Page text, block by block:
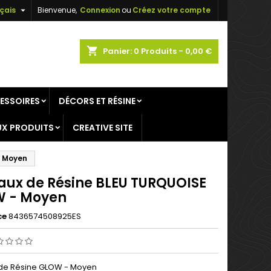
Bienvenue, Connexionou Créez votre compte

shopping_cart Panier: 0 Produits - 0,00 €
DÉCORS ET RÉSINE
PRODUITS CREATIVE SITE
Moyen
de Résine BLEU TURQUOISE
- Moyen
8436574508925ES
Résine GLOW - Moyen